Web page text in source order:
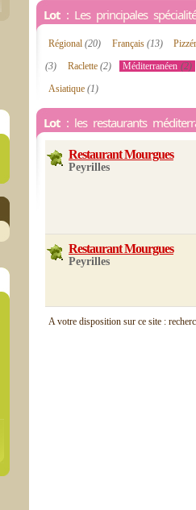
Lot : Les principales
Régional(20) Français (13)
(3)
Raclette(2) Méditerranéen (2)
Asiatique (1)
Lot : les restaurants
Restaurant Mourgues
Peyrilles
Restaurant Mourgues
Peyrilles
A votre disposition sur ce site :